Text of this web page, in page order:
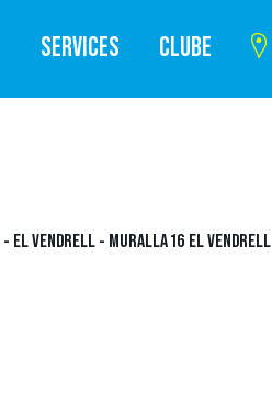
SERVICES CLUBE
- EL VENDRELL - MURALLA 16 EL VENDRELL